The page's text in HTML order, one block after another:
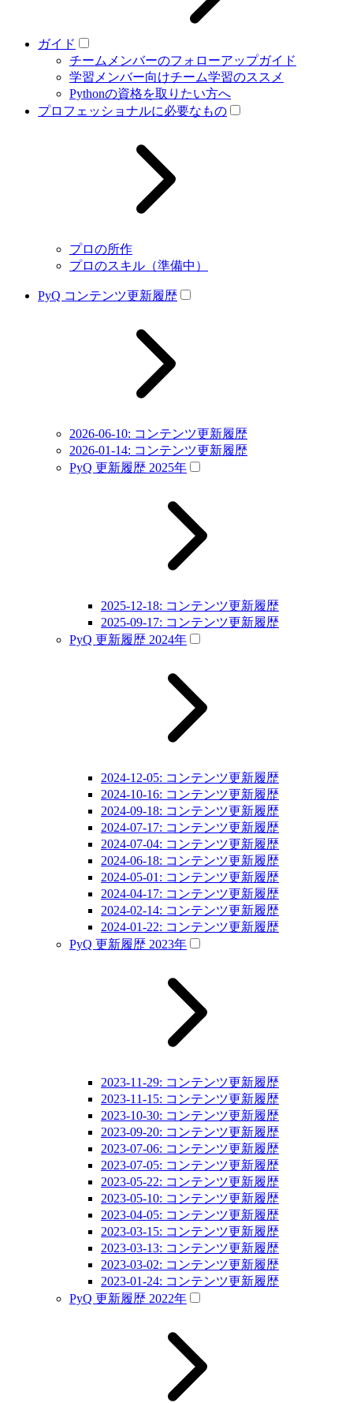
ガイド
チームメンバーのフォローアップガイド
学習メンバー向けチーム学習のススメ
Pythonの資格を取りたい方へ
プロフェッショナルに必要なもの
プロの所作
プロのスキル（準備中）
PyQ コンテンツ更新履歴
2026-06-10: コンテンツ更新履歴
2026-01-14: コンテンツ更新履歴
PyQ 更新履歴 2025年
2025-12-18: コンテンツ更新履歴
2025-09-17: コンテンツ更新履歴
PyQ 更新履歴 2024年
2024-12-05: コンテンツ更新履歴
2024-10-16: コンテンツ更新履歴
2024-09-18: コンテンツ更新履歴
2024-07-17: コンテンツ更新履歴
2024-07-04: コンテンツ更新履歴
2024-06-18: コンテンツ更新履歴
2024-05-01: コンテンツ更新履歴
2024-04-17: コンテンツ更新履歴
2024-02-14: コンテンツ更新履歴
2024-01-22: コンテンツ更新履歴
PyQ 更新履歴 2023年
2023-11-29: コンテンツ更新履歴
2023-11-15: コンテンツ更新履歴
2023-10-30: コンテンツ更新履歴
2023-09-20: コンテンツ更新履歴
2023-07-06: コンテンツ更新履歴
2023-07-05: コンテンツ更新履歴
2023-05-22: コンテンツ更新履歴
2023-05-10: コンテンツ更新履歴
2023-04-05: コンテンツ更新履歴
2023-03-15: コンテンツ更新履歴
2023-03-13: コンテンツ更新履歴
2023-03-02: コンテンツ更新履歴
2023-01-24: コンテンツ更新履歴
PyQ 更新履歴 2022年